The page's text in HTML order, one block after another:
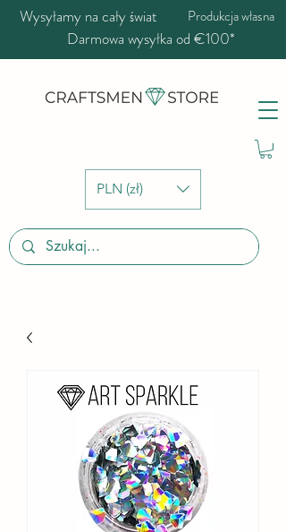
PLN (zł)
Wysyłamy na cały świat Produkcja własna
Darmowa wysyłka od €100*